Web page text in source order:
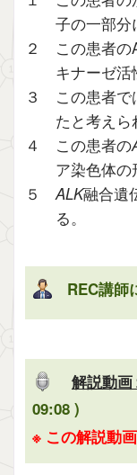
子の一部分
２ この患者の
キナーゼ活
３ この患者で
たと考えら
４ この患者の
ア染色体の
５ ALK融合遺
る。
REC講師
解説動画
09:08 )
※ この解説動